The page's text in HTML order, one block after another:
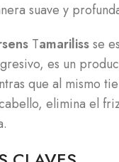
suave y
Tamarilissse
es un
que al mismo
elimina el